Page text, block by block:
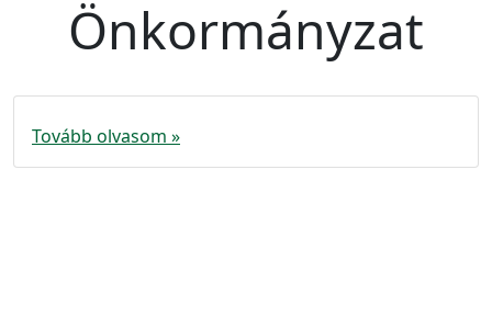
Önkormányzat
Tovább olvasom »